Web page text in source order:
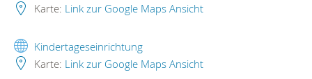
Karte: Link zur Google Maps Ansicht
Kindertageseinrichtung
Karte: Link zur Google Maps Ansicht